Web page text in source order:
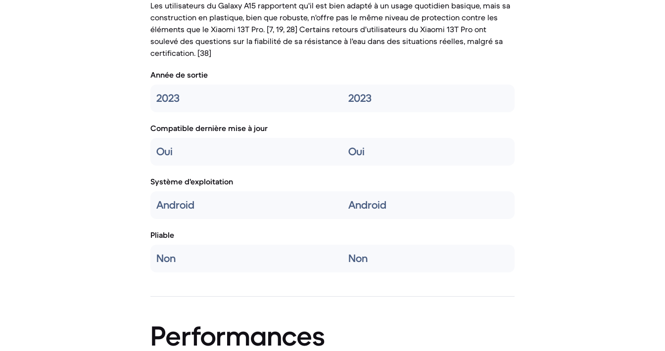
Les utilisateurs du Galaxy A15 rapportent qu'il est bien adapté à un usage quotidien basique, mais sa
construction en plastique, bien que robuste, n'offre pas le même niveau de protection contre les
éléments que le Xiaomi 13T Pro. [7, 19, 28] Certains retours d'utilisateurs du Xiaomi 13T Pro ont
soulevé des questions sur la fiabilité de sa résistance à l'eau dans des situations réelles, malgré sa
certification. [38]
Année de sortie
2023 2023
Compatible dernière mise à jour
Oui Oui
Système d'exploitation
Android Android
Pliable
Non Non
Performances